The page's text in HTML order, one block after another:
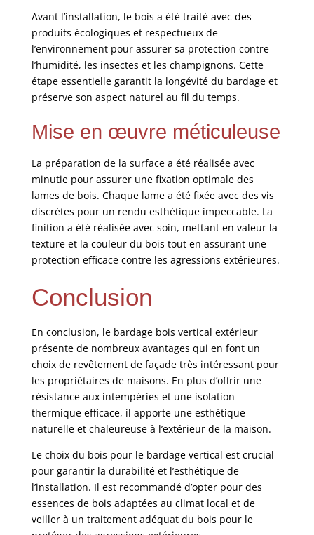
Avant l’installation, le bois a été traité avec des
produits écologiques et respectueux de
l’environnement pour assurer sa protection contre
l’humidité, les insectes et les champignons. Cette
étape essentielle garantit la longévité du bardage et
préserve son aspect naturel au fil du temps.
Mise en œuvre méticuleuse
La préparation de la surface a été réalisée avec
minutie pour assurer une fixation optimale des
lames de bois. Chaque lame a été fixée avec des vis
discrètes pour un rendu esthétique impeccable. La
finition a été réalisée avec soin, mettant en valeur la
texture et la couleur du bois tout en assurant une
protection efficace contre les agressions extérieures.
Conclusion
En conclusion, le bardage bois vertical extérieur
présente de nombreux avantages qui en font un
choix de revêtement de façade très intéressant pour
les propriétaires de maisons. En plus d’offrir une
résistance aux intempéries et une isolation
thermique efficace, il apporte une esthétique
naturelle et chaleureuse à l’extérieur de la maison.
Le choix du bois pour le bardage vertical est crucial
pour garantir la durabilité et l’esthétique de
l’installation. Il est recommandé d’opter pour des
essences de bois adaptées au climat local et de
veiller à un traitement adéquat du bois pour le